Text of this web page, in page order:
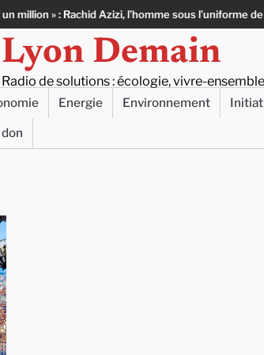
: Rachid Azizi, l’homme sous l’uniforme de police
Lyon Demain
Radio de solutions : écologie, vivre-
Energie Environnement